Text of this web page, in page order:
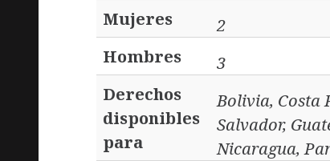
Mujeres
2
Hombres
3
Derechos
disponibles
para
Bolivia, Costa
Salvador,
Nicaragua,